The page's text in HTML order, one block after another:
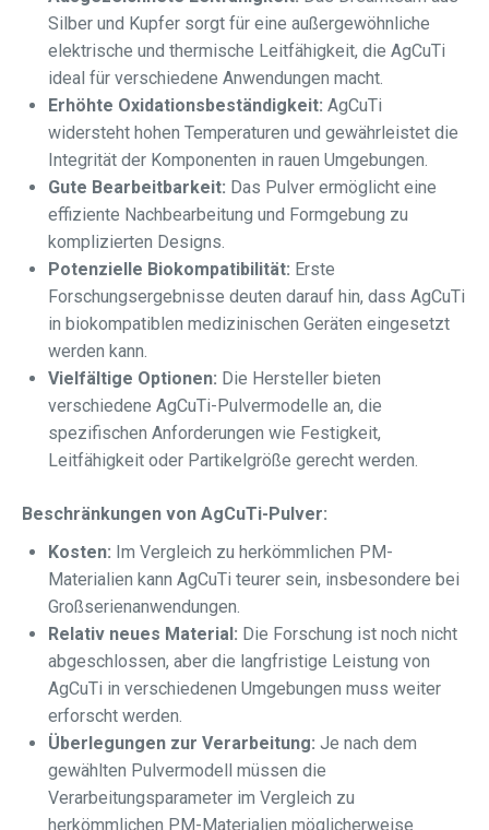
Silber und Kupfer sorgt für eine außergewöhnliche
elektrische und thermische Leitfähigkeit, die AgCuTi
ideal für verschiedene Anwendungen macht.
Erhöhte Oxidationsbeständigkeit: AgCuTi
widersteht hohen Temperaturen und gewährleistet die
Integrität der Komponenten in rauen Umgebungen.
Gute Bearbeitbarkeit: Das Pulver ermöglicht eine
effiziente Nachbearbeitung und Formgebung zu
komplizierten Designs.
Potenzielle Biokompatibilität: Erste
Forschungsergebnisse deuten darauf hin, dass AgCuTi
in biokompatiblen medizinischen Geräten eingesetzt
werden kann.
Vielfältige Optionen: Die Hersteller bieten
verschiedene AgCuTi-Pulvermodelle an, die
spezifischen Anforderungen wie Festigkeit,
Leitfähigkeit oder Partikelgröße gerecht werden.
Beschränkungen von AgCuTi-Pulver:
Kosten: Im Vergleich zu herkömmlichen PM-
Materialien kann AgCuTi teurer sein, insbesondere bei
Großserienanwendungen.
Relativ neues Material: Die Forschung ist noch nicht
abgeschlossen, aber die langfristige Leistung von
AgCuTi in verschiedenen Umgebungen muss weiter
erforscht werden.
Überlegungen zur Verarbeitung: Je nach dem
gewählten Pulvermodell müssen die
Verarbeitungsparameter im Vergleich zu
herkömmlichen PM-Materialien möglicherweise